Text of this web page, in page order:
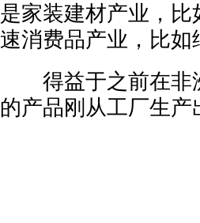
是家装建材产业，
速消费品产业，比
得益于之前在非
的产品刚从工厂生